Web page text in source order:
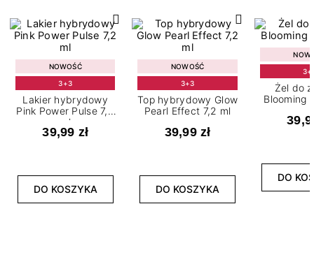
NOWOŚĆ
3+3
Lakier hybrydowy
Pink Power Pulse 7,2
ml
39,99 zł
DO KOSZYKA
NOWOŚĆ
3+3
Top hybrydowy Glow
Pearl Effect 7,2 ml
39,99 zł
DO KOSZYKA
Żel do
Blooming
DO